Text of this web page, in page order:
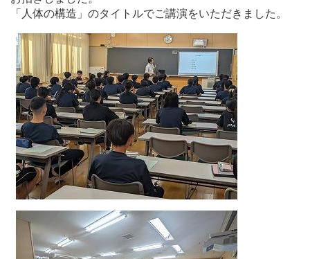
「人体の構造」のタイトルでご講演をいただきました。